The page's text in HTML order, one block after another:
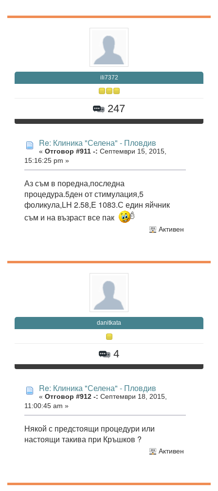
ili7372
247
Re: Клиника "Селена" - Пловдив
« Отговор #911 -: Септември 15, 2015,
15:16:25 pm »
Аз съм в поредна,последна
процедура.5ден от стимулация,5
фоликула,LH 2.58,E 1083.С един яйчник
съм и на възраст все пак
Активен
danitkata
4
Re: Клиника "Селена" - Пловдив
« Отговор #912 -: Септември 18, 2015,
11:00:45 am »
Някой с предстоящи процедури или
настоящи такива при Кръшков ?
Активен